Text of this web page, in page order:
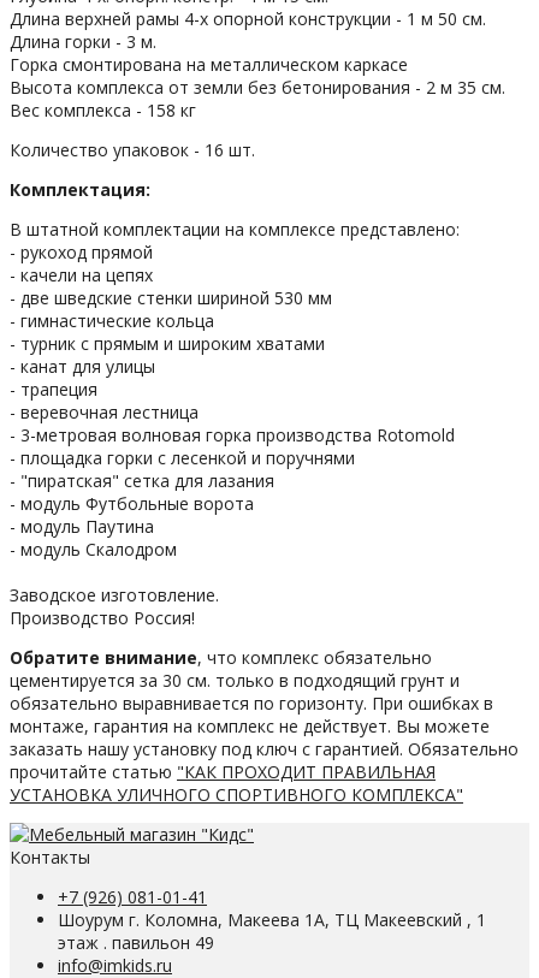
Длина верхней рамы 4-х опорной конструкции - 1 м 50 см.
Длина горки - 3 м.
Горка смонтирована на металлическом каркасе
Высота комплекса от земли без бетонирования - 2 м 35 см.
Вес комплекса - 158 кг
Количество упаковок - 16 шт.
Комплектация:
В штатной комплектации на комплексе представлено:
- рукоход прямой
- качели на цепях
- две шведские стенки шириной 530 мм
- гимнастические кольца
- турник с прямым и широким хватами
- канат для улицы
- трапеция
- веревочная лестница
- 3-метровая волновая горка производства Rotomold
- площадка горки с лесенкой и поручнями
- "пиратская" сетка для лазания
- модуль Футбольные ворота
- модуль Паутина
- модуль Скалодром
Заводское изготовление.
Производство Россия!
Обратите внимание, что комплекс обязательно
цементируется за 30 см. только в подходящий грунт и
обязательно выравнивается по горизонту. При ошибках в
монтаже, гарантия на комплекс не действует. Вы можете
заказать нашу установку под ключ с гарантией. Обязательно
прочитайте статью "КАК ПРОХОДИТ ПРАВИЛЬНАЯ
УСТАНОВКА УЛИЧНОГО СПОРТИВНОГО КОМПЛЕКСА"
Контакты
+7 (926) 081-01-41
Шоурум г. Коломна, Макеева 1А, ТЦ Макеевский , 1
этаж . павильон 49
info@imkids.ru